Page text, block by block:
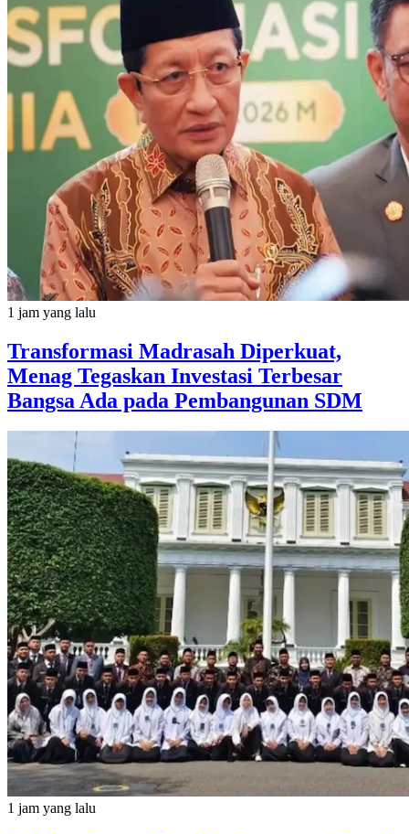
1 jam yang lalu
Transformasi Madrasah Diperkuat,
Menag Tegaskan Investasi Terbesar
Bangsa Ada pada Pembangunan SDM
1 jam yang lalu